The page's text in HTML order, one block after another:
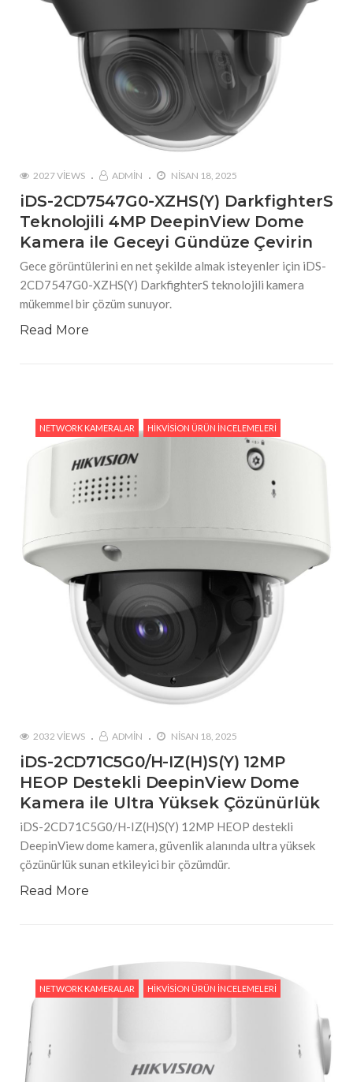
2027 VIEWS ADMIN NISAN 18, 2025
iDS-2CD7547G0-XZHS(Y) DarkfighterS
Teknolojili 4MP DeepinView Dome
Kamera ile Geceyi Gündüze Çevirin
Gece görüntülerini en net şekilde almak isteyenler için iDS-
2CD7547G0-XZHS(Y) DarkfighterS teknolojili kamera
mükemmel bir çözüm sunuyor.
Read More
NETWORK KAMERALAR HIKVISION ÜRÜN İNCELEMELERI
2032 VIEWS ADMIN NISAN 18, 2025
iDS-2CD71C5G0/H-IZ(H)S(Y) 12MP
HEOP Destekli DeepinView Dome
Kamera ile Ultra Yüksek Çözünürlük
iDS-2CD71C5G0/H-IZ(H)S(Y) 12MP HEOP destekli
DeepinView dome kamera, güvenlik alanında ultra yüksek
çözünürlük sunan etkileyici bir çözümdür.
Read More
NETWORK KAMERALAR HIKVISION ÜRÜN İNCELEMELERI